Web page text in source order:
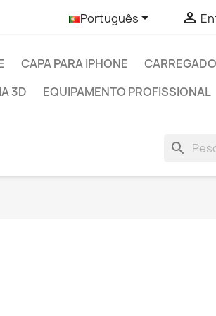
Português 
CAPA PARA IPHONE
3D EQUIPAMENTO PROFISSIONAL
search